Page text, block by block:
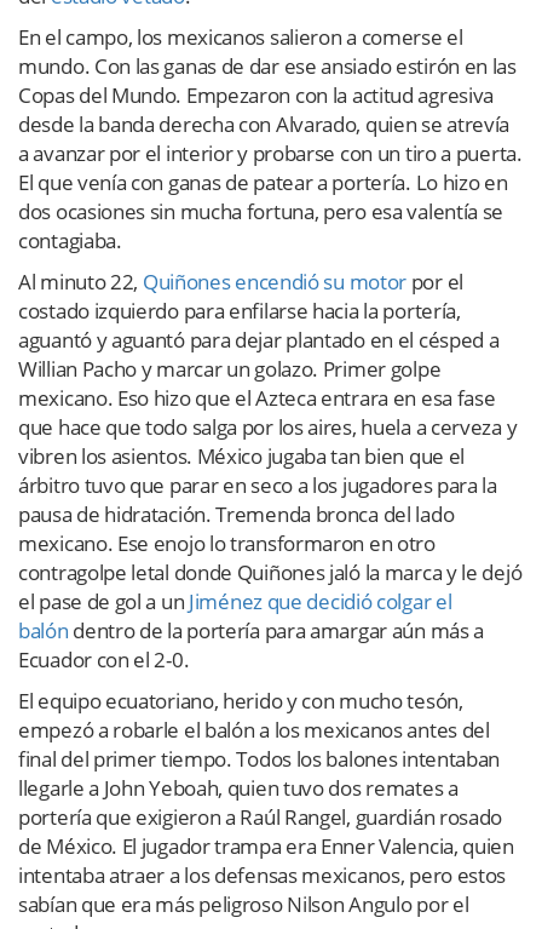
En el campo, los mexicanos salieron a comerse el
mundo. Con las ganas de dar ese ansiado estirón en las
Copas del Mundo. Empezaron con la actitud agresiva
desde la banda derecha con Alvarado, quien se atrevía
a avanzar por el interior y probarse con un tiro a puerta.
El que venía con ganas de patear a portería. Lo hizo en
dos ocasiones sin mucha fortuna, pero esa valentía se
contagiaba.
Al minuto 22, Quiñones encendió su motor por el
costado izquierdo para enfilarse hacia la portería,
aguantó y aguantó para dejar plantado en el césped a
Willian Pacho y marcar un golazo. Primer golpe
mexicano. Eso hizo que el Azteca entrara en esa fase
que hace que todo salga por los aires, huela a cerveza y
vibren los asientos. México jugaba tan bien que el
árbitro tuvo que parar en seco a los jugadores para la
pausa de hidratación. Tremenda bronca del lado
mexicano. Ese enojo lo transformaron en otro
contragolpe letal donde Quiñones jaló la marca y le dejó
el pase de gol a un Jiménez que decidió colgar el
balón dentro de la portería para amargar aún más a
Ecuador con el 2-0.
El equipo ecuatoriano, herido y con mucho tesón,
empezó a robarle el balón a los mexicanos antes del
final del primer tiempo. Todos los balones intentaban
llegarle a John Yeboah, quien tuvo dos remates a
portería que exigieron a Raúl Rangel, guardián rosado
de México. El jugador trampa era Enner Valencia, quien
intentaba atraer a los defensas mexicanos, pero estos
sabían que era más peligroso Nilson Angulo por el